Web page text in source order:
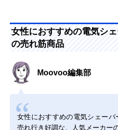
女性におすすめの電気シ
の売れ筋商品
Moovoo編集部
女性におすすめの電気シェー
売れ行き好調な、人気メーカー